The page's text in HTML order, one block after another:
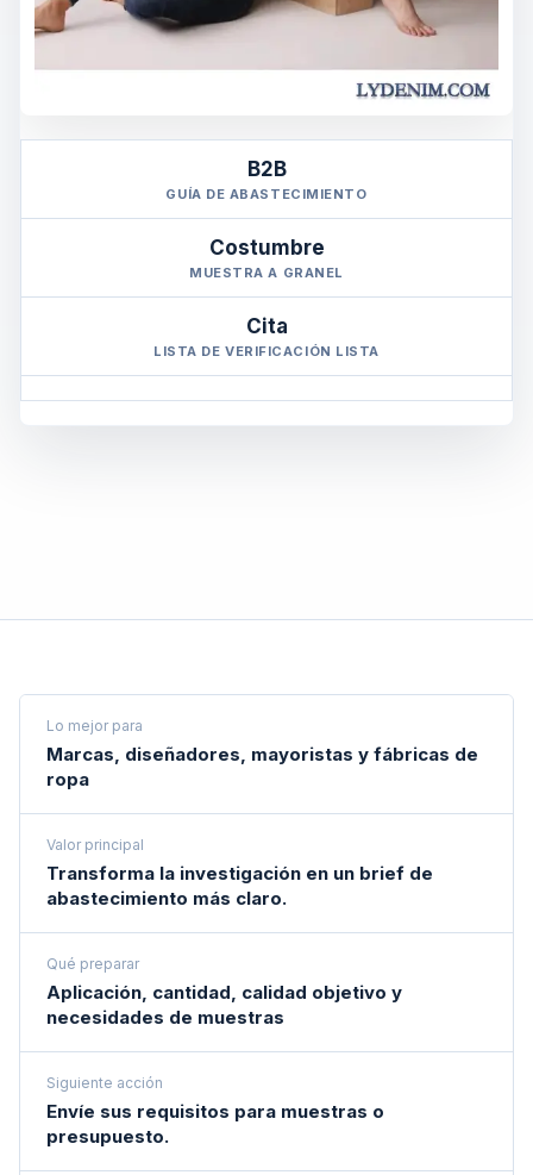
B2B
GUÍA DE ABASTECIMIENTO
Costumbre
MUESTRA A GRANEL
Cita
LISTA DE VERIFICACIÓN LISTA
Lo mejor para
Marcas, diseñadores, mayoristas y fábricas de
ropa
Valor principal
Transforma la investigación en un brief de
abastecimiento más claro.
Qué preparar
Aplicación, cantidad, calidad objetivo y
necesidades de muestras
Siguiente acción
Envíe sus requisitos para muestras o
presupuesto.